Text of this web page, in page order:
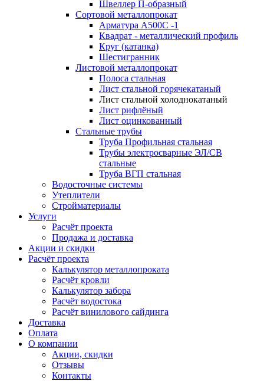
Швеллер П-образный
Сортовой металлопрокат
Арматура А500С -1
Квадрат - металлический профиль
Круг (катанка)
Шестигранник
Листовой металлопрокат
Полоса стальная
Лист стальной горячекатаный
Лист стальной холоднокатаный
Лист рифлёный
Лист оцинкованный
Стальные трубы
Труба Профильная стальная
Трубы электросварные ЭЛ/СВ
стальные
Труба ВГП стальная
Водосточные системы
Утеплители
Стройматериалы
Услуги
Расчёт проекта
Продажа и доставка
Акции и скидки
Расчёт проекта
Калькулятор металлопроката
Расчёт кровли
Калькулятор забора
Расчёт водостока
Расчёт винилового сайдинга
Доставка
Оплата
О компании
Акции, скидки
Отзывы
Контакты